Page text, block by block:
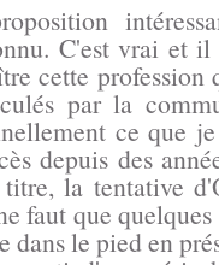
C'est vrai et
cette profession
par la
ce que
depuis des
la tentative
faut que
dans le pied en